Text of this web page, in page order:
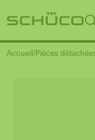
Accueil Pièces